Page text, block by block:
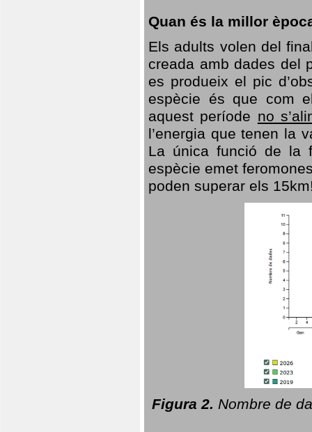
Quan és la millor
Els adults volen del
creada amb dades del
es produeix el pic
espècie és que com
aquest període no
l’energia que tenen la
La única funció de la
espècie emet
poden superar els
Figura 2. Nombre de